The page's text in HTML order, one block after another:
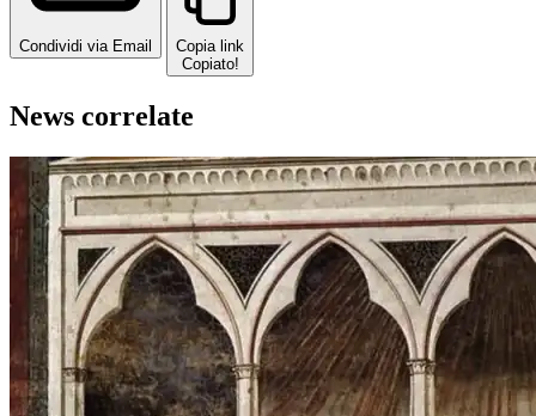
Condividi via Email
Copia link
Copiato!
News correlate